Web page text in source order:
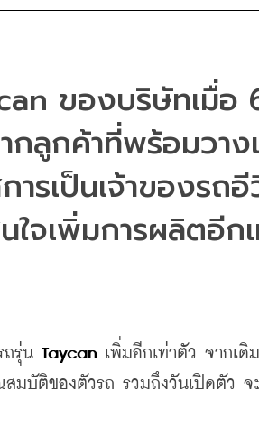
ของบริษัทเมื่อ
กลูกค้าที่พร้อมวาง
ารเป็นเจ้าของรถ
จเพิ่มการผลิตอีกเ
ถรุ่น Taycan เพิ่มอีกเท่าตัว จากเดิม
มบัติของตัวรถ รวมถึงวันเปิดตัว จ